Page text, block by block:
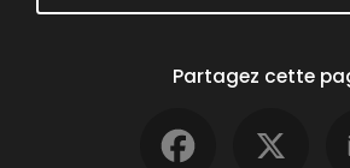
Partagez cette